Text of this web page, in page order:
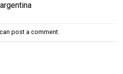
post a comment